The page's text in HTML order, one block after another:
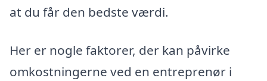
at du får den bedste værdi.
Her er nogle faktorer, der kan påvirke
omkostningerne ved en entreprenør i